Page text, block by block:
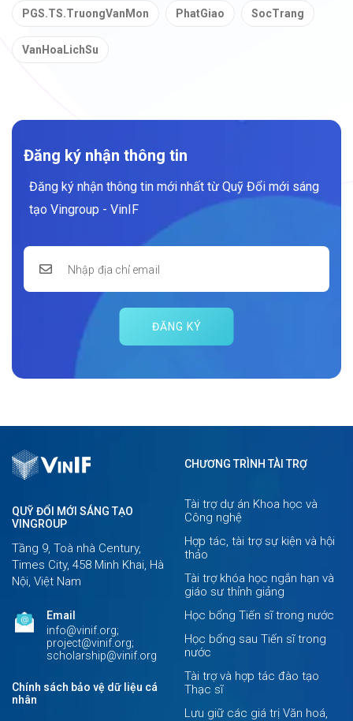
PGS.TS.TruongVanMon PhatGiao SocTrang
VanHoaLichSu
Đăng ký nhận thông tin
Đăng ký nhận thông tin mới nhất từ Quỹ Đổi mới sáng
tạo Vingroup - VinIF
ĐĂNG KÝ
QUỸ ĐỔI MỚI SÁNG TẠO
VINGROUP
Tầng 9, Toà nhà Century,
Times City, 458 Minh Khai, Hà
Nội, Việt Nam
Email
info@vinif.org;
project@vinif.org;
scholarship@vinif.org
Chính sách bảo vệ dữ liệu cá
nhân
CHƯƠNG TRÌNH TÀI TRỢ
Tài trợ dự án Khoa học và
Công nghệ
Hợp tác, tài trợ sự kiện và hội
thảo
Tài trợ khóa học ngắn hạn và
giáo sư thỉnh giảng
Học bổng Tiến sĩ trong nước
Học bổng sau Tiến sĩ trong
nước
Tài trợ và hợp tác đào tạo
Thạc sĩ
Lưu giữ các giá trị Văn hoá,